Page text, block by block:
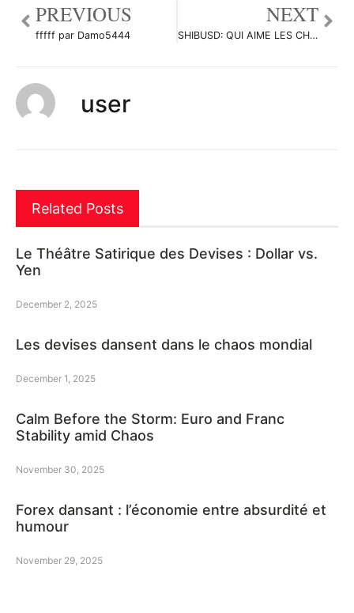
PREVIOUS
fffff par Damo5444
NEXT
SHIBUSD: QUI AIME LES CHIOTS N’EST JAIMAIS DÉÇU ! par Flying_to_Jupiter
user
Related Posts
Le Théâtre Satirique des Devises : Dollar vs.
Yen
December 2, 2025
Les devises dansent dans le chaos mondial
December 1, 2025
Calm Before the Storm: Euro and Franc
Stability amid Chaos
November 30, 2025
Forex dansant : l’économie entre absurdité et
humour
November 29, 2025